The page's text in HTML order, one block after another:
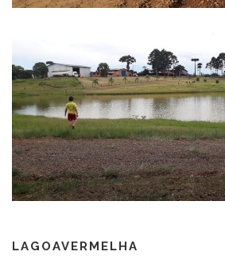
LAGOAVERMELHA